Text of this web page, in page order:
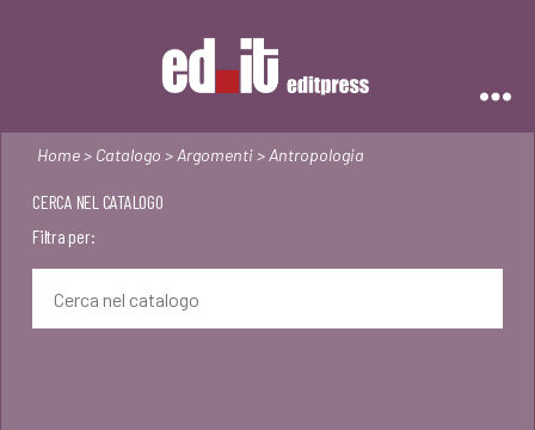
Home> Catalogo > Argomenti> Antropologia
CERCA NEL CATALOGO
Filtra per: